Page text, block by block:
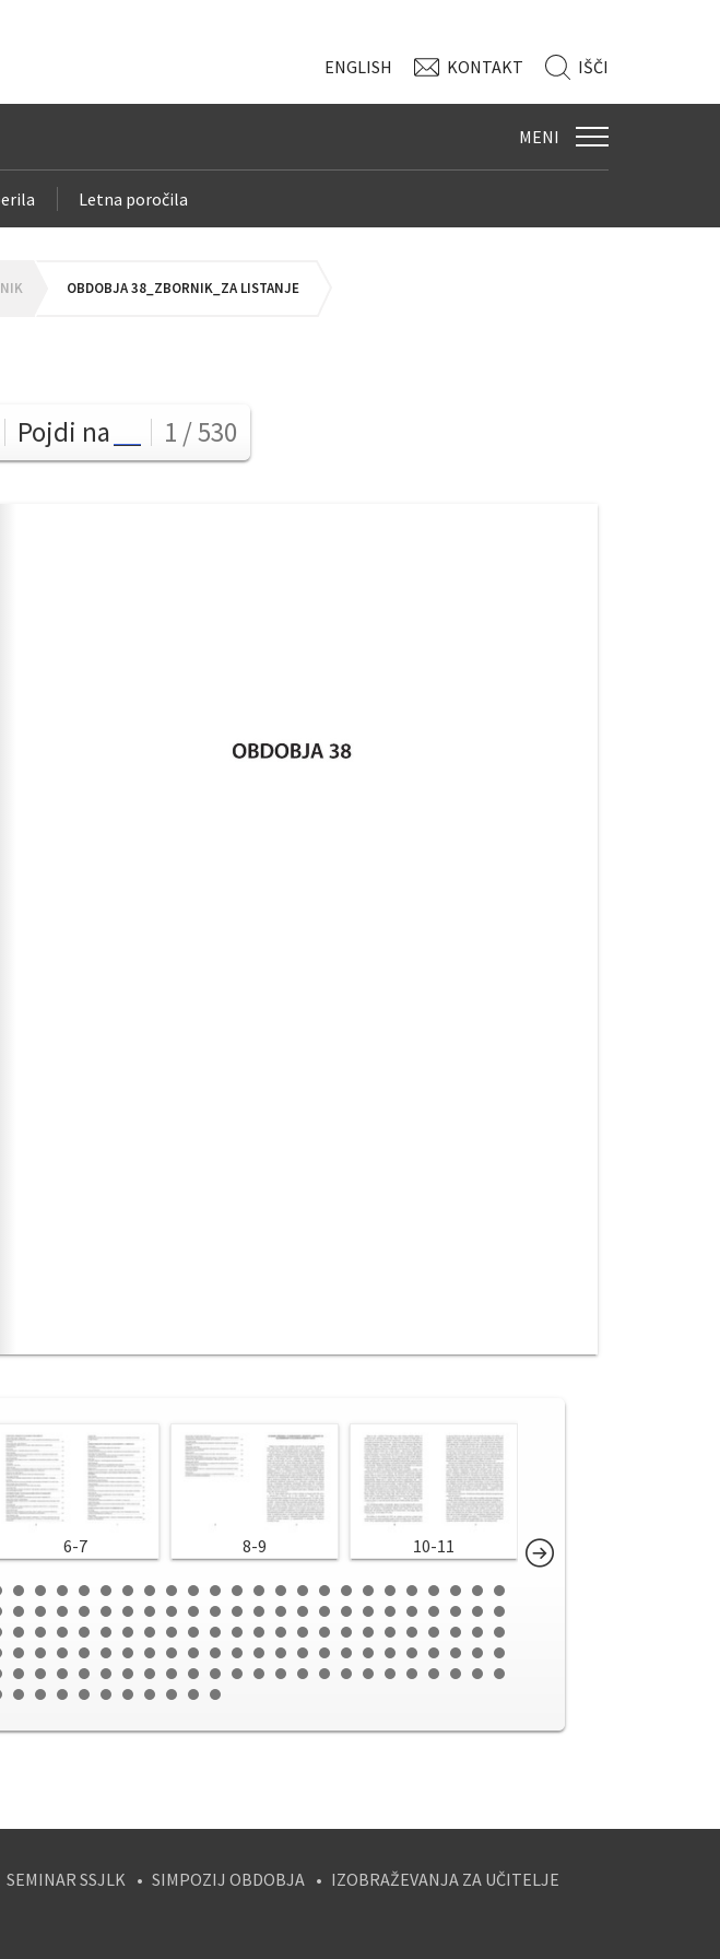
ENGLISH KONTAKT IŠČI
MENI
Letna poročila
OBDOBJA 38_ZBORNIK_ZA LISTANJE
Pojdi na 1 / 530
6-7 8-9 10-11
SEMINAR SSJLK SIMPOZIJ OBDOBJA IZOBRAŽEVANJA ZA UČITELJE